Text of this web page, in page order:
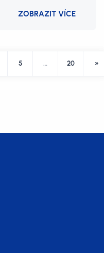
ZOBRAZIT VÍCE
5 … 20 »